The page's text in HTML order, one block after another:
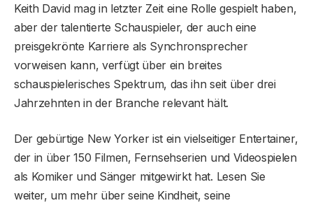
Keith David mag in letzter Zeit eine Rolle gespielt haben,
aber der talentierte Schauspieler, der auch eine
preisgekrönte Karriere als Synchronsprecher
vorweisen kann, verfügt über ein breites
schauspielerisches Spektrum, das ihn seit über drei
Jahrzehnten in der Branche relevant hält.
Der gebürtige New Yorker ist ein vielseitiger Entertainer,
der in über 150 Filmen, Fernsehserien und Videospielen
als Komiker und Sänger mitgewirkt hat. Lesen Sie
weiter, um mehr über seine Kindheit, seine